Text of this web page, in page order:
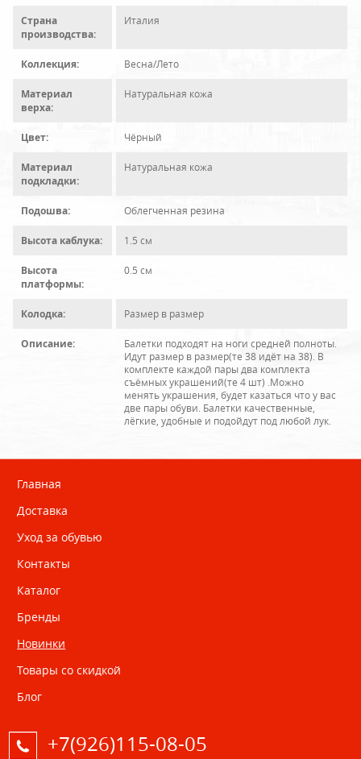
Страна
производства:
Италия
Коллекция: Весна/Лето
Материал
верха:
Натуральная кожа
Цвет: Чёрный
Материал
подкладки:
Натуральная кожа
Подошва: Облегченная резина
Высота каблука: 1.5 см
Высота
платформы:
0.5 см
Колодка: Размер в размер
Описание:
Балетки подходят на ноги средней полноты.
Идут размер в размер(те 38 идёт на 38). В
комплекте каждой пары два комплекта
съёмных украшений(те 4 шт) .Можно
менять украшения, будет казаться что у вас
две пары обуви. Балетки качественные,
лёгкие, удобные и подойдут под любой лук.
Главная
Доставка
Уход за обувью
Контакты
Каталог
Бренды
Новинки
Товары со скидкой
Блог
+7(926)115-08-05